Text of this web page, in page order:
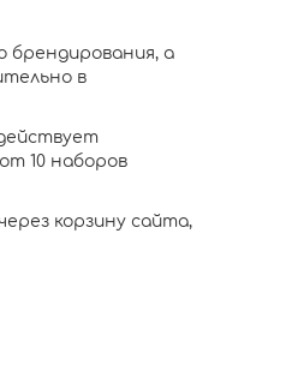
брендирования, а
в
10 наборов
корзину сайта,